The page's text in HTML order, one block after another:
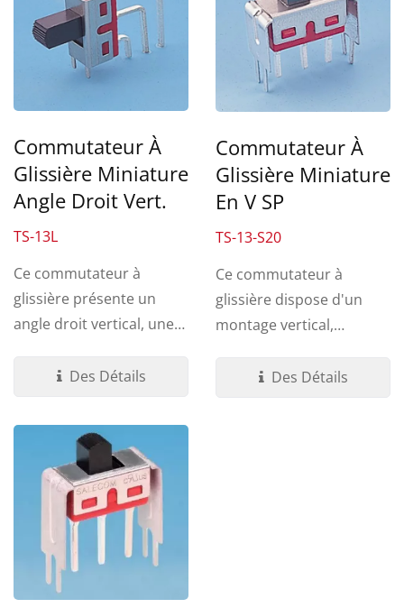
Commutateur À
Glissière Miniature
Angle Droit Vert.
TS-13L
Ce commutateur à
glissière présente un
angle droit vertical, une
Des Détails
Commutateur À
Glissière Miniature
En V SP
TS-13-S20
Ce commutateur à
glissière dispose d'un
montage vertical,
variété...Des Détails